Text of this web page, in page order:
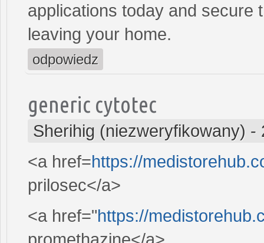
applications today and secure
leaving your home.
odpowiedz
generic cytotec
Sherihig (niezweryfikowany) -
<a href=https://
prilosec</a>
<a href="https://
promethazine</a>